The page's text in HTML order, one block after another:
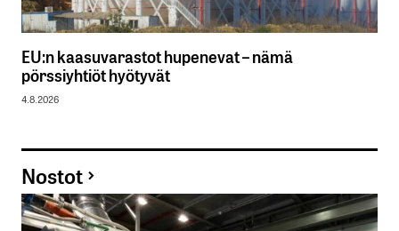
EU:n kaasuvarastot hupenevat – nämä
pörssiyhtiöt hyötyvät
4.8.2026
Nostot